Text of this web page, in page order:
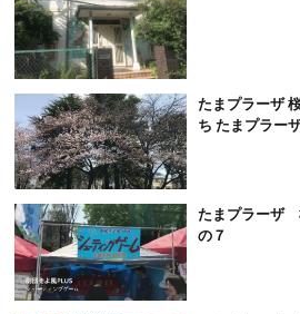
たまプラーザ
ち たまプラー
たまプラーザ
の７